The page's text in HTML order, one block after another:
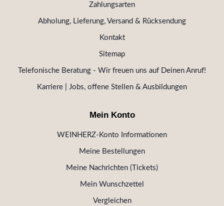
Zahlungsarten
Abholung, Lieferung, Versand & Rücksendung
Kontakt
Sitemap
Telefonische Beratung - Wir freuen uns auf Deinen Anruf!
Karriere | Jobs, offene Stellen & Ausbildungen
Mein Konto
WEINHERZ-Konto Informationen
Meine Bestellungen
Meine Nachrichten (Tickets)
Mein Wunschzettel
Vergleichen